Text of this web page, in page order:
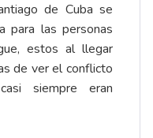
de Cuba se
para las personas
estos al llegar
de ver el conflicto
siempre eran